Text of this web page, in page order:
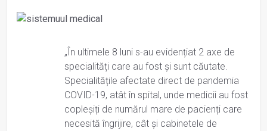
„În ultimele 8 luni s-au evidențiat 2 axe de
specialități care au fost și sunt căutate.
Specialitățile afectate direct de pandemia
COVID-19, atât în spital, unde medicii au fost
copleșiți de numărul mare de pacienți care
necesită îngrijire, cât și cabinetele de